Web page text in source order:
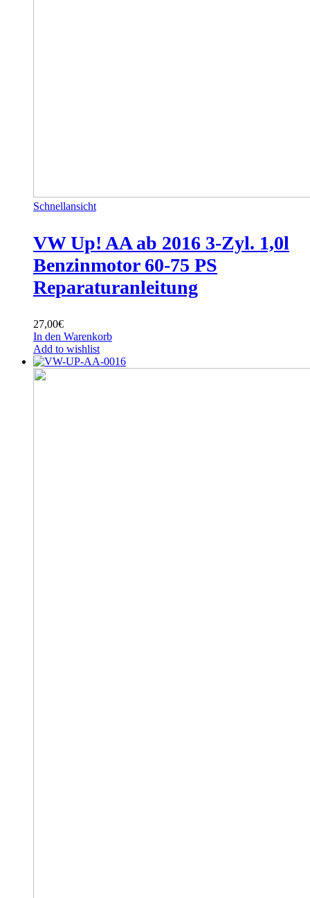
Schnellansicht
VW Up! AA ab 2016 3-Zyl. 1,0l
Benzinmotor 60-75 PS
Reparaturanleitung
27,00€
In den Warenkorb
Add to wishlist